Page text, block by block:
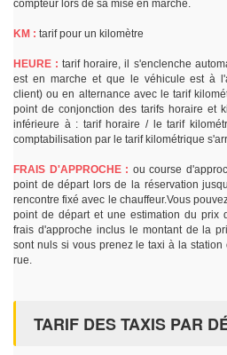
compteur lors de sa mise en marche.
KM : tarif pour un kilomètre
HEURE : tarif horaire, il s'enclenche
est en marche et que le véhicule est à
client) ou en alternance avec le tarif
point de conjonction des tarifs horaire et
inférieure à : tarif horaire / le tarif
comptabilisation par le tarif kilométrique
FRAIS D'APPROCHE : ou course
point de départ lors de la réservation
rencontre fixé avec le chauffeur.Vous
point de départ et une estimation du prix
frais d'approche inclus le montant de la
sont nuls si vous prenez le taxi à la
rue.
TARIF DES TAXIS PAR